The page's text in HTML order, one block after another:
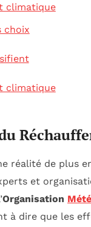
climatique
choix
climatique
réalité de plus
et
Organisation
à dire que les